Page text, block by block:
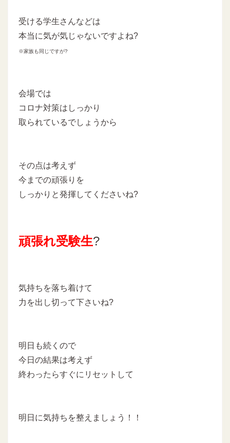
受ける学生さんなどは
本当に気が気じゃないですよね?
※家族も同じですが?
会場では
コロナ対策はしっかり
取られているでしょうから
その点は考えず
今までの頑張りを
しっかりと発揮してくださいね?
頑張れ受験生?
気持ちを落ち着けて
力を出し切って下さいね?
明日も続くので
今日の結果は考えず
終わったらすぐにリセットして
明日に気持ちを整えましょう！！